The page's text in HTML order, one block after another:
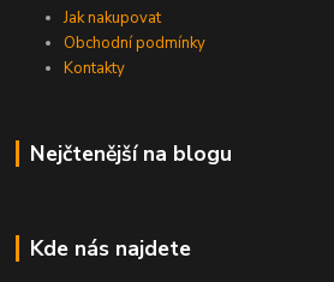
Jak nakupovat
Obchodní podmínky
Kontakty
Nejčtenější na blogu
Kde nás najdete